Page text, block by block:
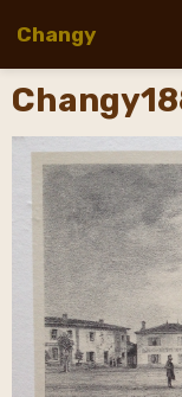
Changy